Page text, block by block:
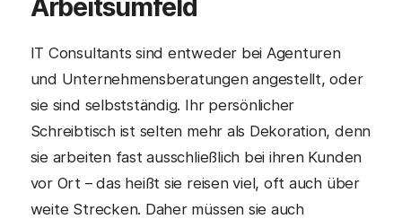
Arbeitsumfeld
IT Consultants sind entweder bei Agenturen
und Unternehmensberatungen angestellt, oder
sie sind selbstständig. Ihr persönlicher
Schreibtisch ist selten mehr als Dekoration, denn
sie arbeiten fast ausschließlich bei ihren Kunden
vor Ort – das heißt sie reisen viel, oft auch über
weite Strecken. Daher müssen sie auch